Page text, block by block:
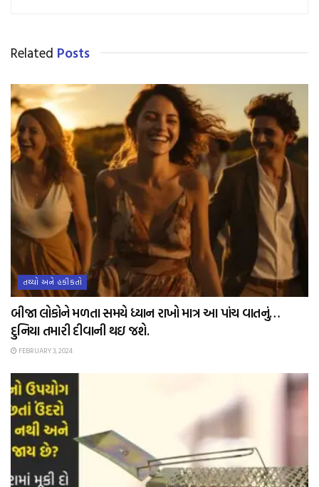
Related Posts
તથ્યો અને હકીકતો
બીજા લોકોને મળતા સમયે ધ્યાન રાખો માત્ર આ પાંચ વાતનું…
દુનિયા તમારી દીવાની થઇ જશે.
FEBRUARY 3, 2024